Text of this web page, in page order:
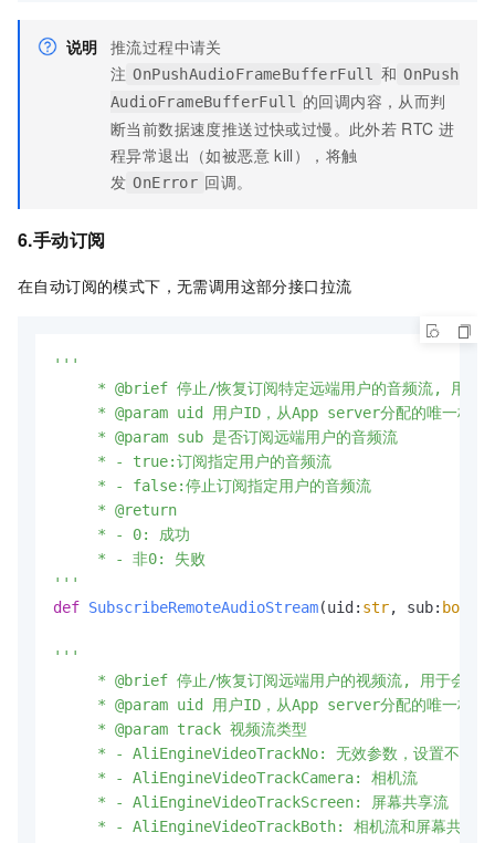
说明 推流过程中请关
注 OnPushAudioFrameBufferFull 和 OnPush
AudioFrameBufferFull
的回调内容，从而判
断当前数据速度推送过快或过慢。此外若 RTC 进
程异常退出（如被恶意 kill），将触
发 OnError 回调。
6.手动订阅
在自动订阅的模式下，无需调用这部分接口拉流
'''
* @brief 停止/恢复订阅特定远端用户的音频流, 用于
* @param uid 用户ID，从App server分配的唯一标示
     * @param sub 是否订阅远端用户的音频流
     * - true:订阅指定用户的音频流
     * - false:停止订阅指定用户的音频流
     * @return
     * - 0: 成功
     * - 非0: 失败
'''
def SubscribeRemoteAudioStream(uid: str, sub: bool
'''
* @brief 停止/恢复订阅远端用户的视频流, 用于会中
* @param uid 用户ID，从App server分配的唯一标示
     * @param track 视频流类型
* - AliEngineVideoTrackNo: 无效参数，设置不会有
     * - AliEngineVideoTrackCamera: 相机流
     * - AliEngineVideoTrackScreen: 屏幕共享流
     * - AliEngineVideoTrackBoth: 相机流和屏幕共享流